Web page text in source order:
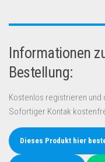
Informationen
Bestellung:
Kostenlos registrieren
Sofortiger Kontak
Dieses Produkt hier